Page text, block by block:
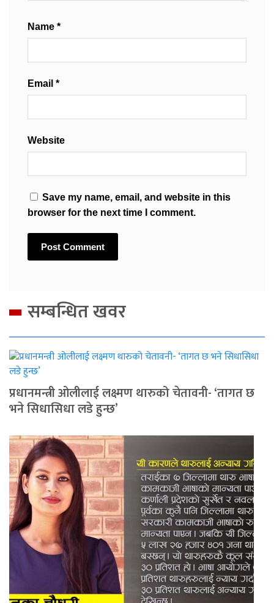
Name *
Email *
Website
Save my name, email, and website in this
browser for the next time I comment.
सम्बन्धित खवर
प्रधानमन्त्री ओलीलाई लक्ष्मण थारुको चेतावनी- ‘तागत छ
भने सिधासिधा लडे हुन्छ’